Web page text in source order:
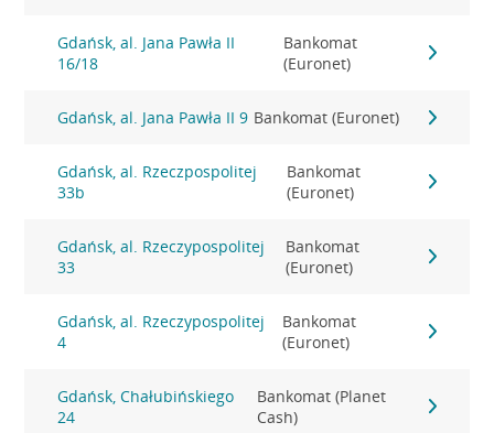
Gdańsk, al. Jana Pawła II
16/18
Bankomat
(Euronet)
Gdańsk, al. Jana Pawła II 9 Bankomat (Euronet)
Gdańsk, al. Rzeczpospolitej
33b
Bankomat
(Euronet)
Gdańsk, al. Rzeczypospolitej
33
Bankomat
(Euronet)
Gdańsk, al. Rzeczypospolitej
4
Bankomat
(Euronet)
Gdańsk, Chałubińskiego
24
Bankomat (Planet
Cash)